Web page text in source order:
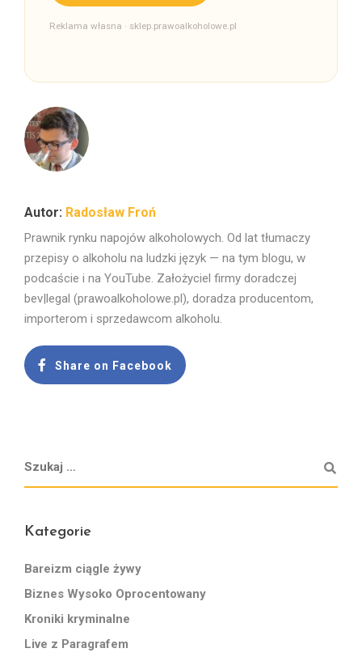
Reklama własna · sklep.prawoalkoholowe.pl
Radosław Froń
Prawnik rynku napojów alkoholowych. Od lat tłumaczy
przepisy o alkoholu na ludzki język — na tym blogu, w
podcaście i na YouTube. Założyciel firmy doradczej
bev|legal (prawoalkoholowe.pl), doradza producentom,
importerom i sprzedawcom alkoholu.
Share on Facebook
Kategorie
Bareizm ciągle żywy
Biznes Wysoko Oprocentowany
Kroniki kryminalne
Live z Paragrafem